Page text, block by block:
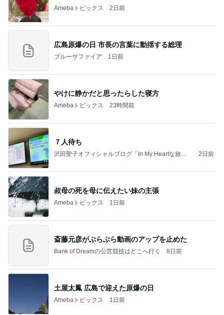
Amebaトピックス 2日前
広島原爆の日 市長の言葉に動揺する総理
ブルーサファイア 1日前
やけに静かだと思ったらした寝方
Amebaトピックス 23時間前
７人待ち
沢田聖子オフィシャルブログ「In My Heartな旅日
2日前
叔母の死を母に伝えたい妹の主張
Amebaトピックス 1日前
斎藤元彦がぶらぶら動画のアップを止めた
Bank of Dreamの公営競技はどこへ行く 8日前
土屋太鳳 広島で迎えた原爆の日
Amebaトピックス 1日前